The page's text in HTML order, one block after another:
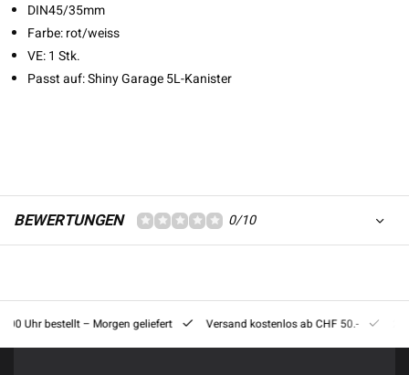
DIN45/35mm
Farbe: rot/weiss
VE: 1 Stk.
Passt auf: Shiny Garage 5L-Kanister
BEWERTUNGEN 0/10
Uhr bestellt – Morgen geliefert Versand kostenlos ab CHF 50.-